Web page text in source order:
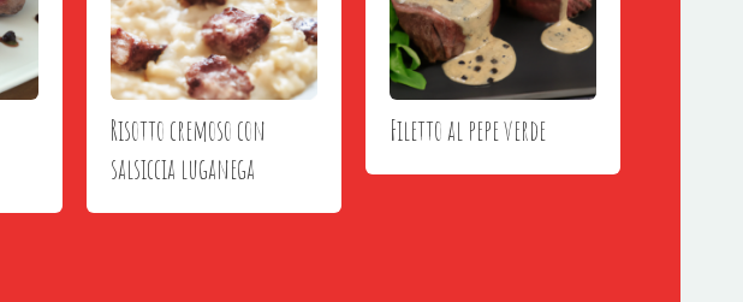
Risotto cremoso con
salsiccia luganega
Filetto al pepe verde